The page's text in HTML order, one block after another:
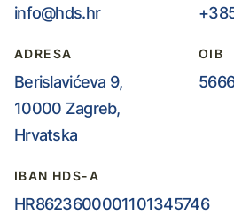
info@hds.hr
ADRESA
Berislavićeva 9,
10000 Zagreb,
Hrvatska
OIB
IBAN HDS-A
HR8623600001101345746